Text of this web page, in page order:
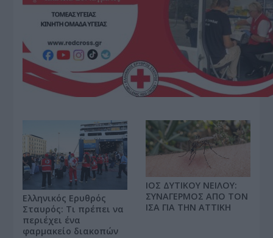
Ελληνικός Ερυθρός
Σταυρός: Τι πρέπει να
περιέχει ένα
φαρμακείο διακοπών
ΙΟΣ ΔΥΤΙΚΟΥ ΝΕΙΛΟΥ:
ΣΥΝΑΓΕΡΜΟΣ ΑΠΟ ΤΟΝ
ΙΣΑ ΓΙΑ ΤΗΝ ΑΤΤΙΚΗ